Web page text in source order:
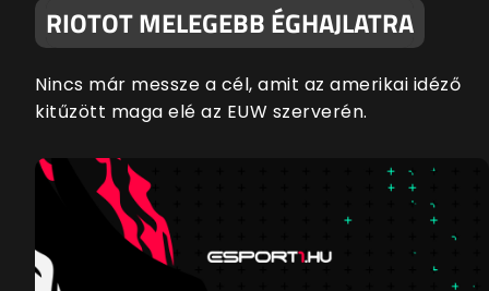
RIOTOT MELEGEBB ÉGHAJLATRA
Nincs már messze a cél, amit az amerikai idéző
kitűzött maga elé az EUW szerverén.